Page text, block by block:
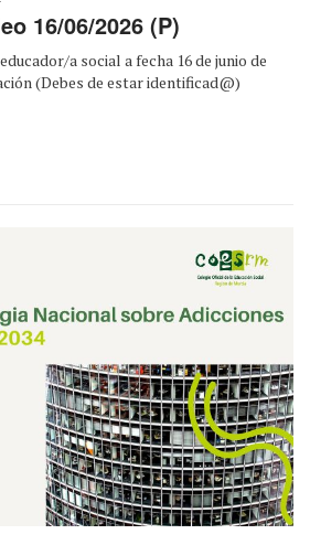
16/06/2026 (P)
a social a fecha 16 de junio de
(Debes de estar identificad@)